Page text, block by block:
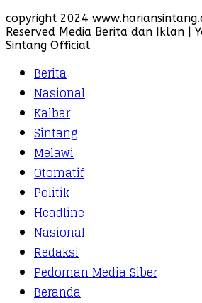
copyright 2024
Reserved Media Berita dan Iklan |
Sintang Official
Berita
Nasional
Kalbar
Sintang
Melawi
Otomatif
Politik
Headline
Nasional
Redaksi
Pedoman Media Siber
Beranda